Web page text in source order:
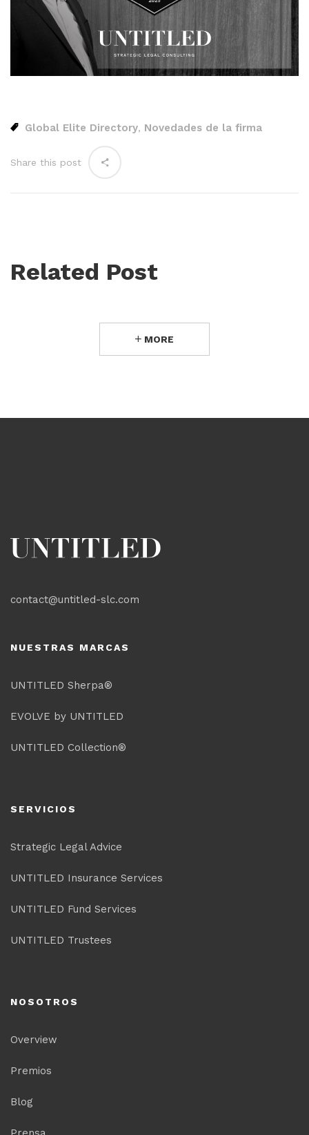
Global Elite Directory, Novedades de la firma
Share this post
Related Post
MORE
contact@untitled-slc.com
NUESTRAS MARCAS
UNTITLED Sherpa®
EVOLVE by UNTITLED
UNTITLED Collection®
SERVICIOS
Strategic Legal Advice
UNTITLED Insurance Services
UNTITLED Fund Services
UNTITLED Trustees
NOSOTROS
Overview
Premios
Blog